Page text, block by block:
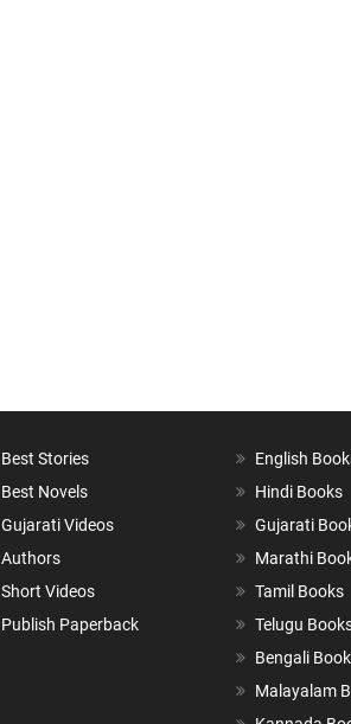
Best Stories
Best Novels
Gujarati Videos
Authors
Short Videos
Publish Paperback
English
Hindi Books
Gujarati
Marathi
Tamil Books
Telugu
Bengali
Malayalam